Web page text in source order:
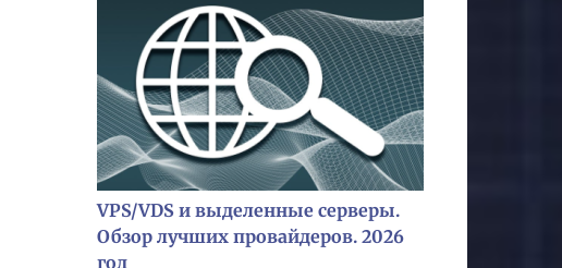
VPS/VDS и выделенные серверы.
Обзор лучших провайдеров. 2026
год